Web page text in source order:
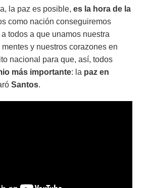
la paz es posible,es la hora de la
como nación conseguiremos
todos a que unamos nuestra
y nuestros corazones en
nacional para que, así, todos
más importante: la paz en
Santos.